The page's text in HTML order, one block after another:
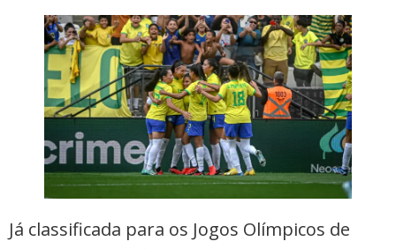
Já classificada para os Jogos Olímpicos de